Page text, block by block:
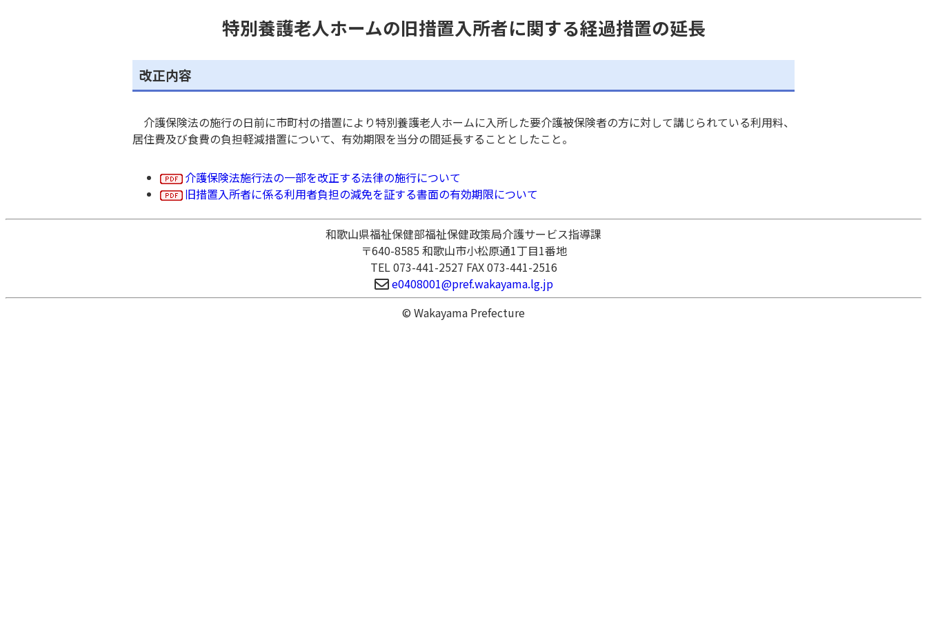
特別養護老人ホームの旧措置入所者に関する経過措置の延長
改正内容
介護保険法の施行の日前に市町村の措置により特別養護老人ホームに入所した要介護被保険者の方に対して講じられている利用料、
居住費及び食費の負担軽減措置について、有効期限を当分の間延長することとしたこと。
介護保険法施行法の一部を改正する法律の施行について
旧措置入所者に係る利用者負担の減免を証する書面の有効期限について
和歌山県福祉保健部福祉保健政策局介護サービス指導課
〒640-8585 和歌山市小松原通1丁目1番地
TEL 073-441-2527 FAX 073-441-2516
e0408001@pref.wakayama.lg.jp
© Wakayama Prefecture